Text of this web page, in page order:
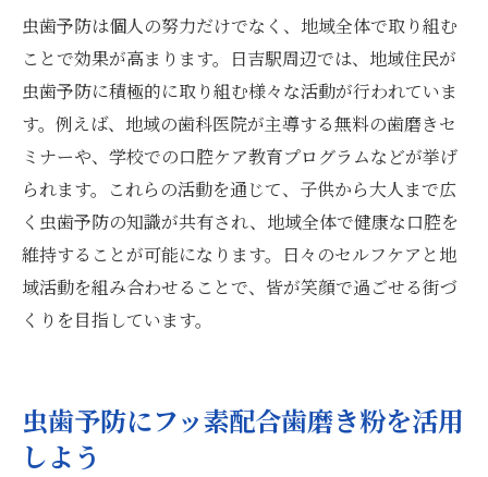
虫歯予防は個人の努力だけでなく、地域全体で取り組む
ことで効果が高まります。日吉駅周辺では、地域住民が
虫歯予防に積極的に取り組む様々な活動が行われていま
す。例えば、地域の歯科医院が主導する無料の歯磨きセ
ミナーや、学校での口腔ケア教育プログラムなどが挙げ
られます。これらの活動を通じて、子供から大人まで広
く虫歯予防の知識が共有され、地域全体で健康な口腔を
維持することが可能になります。日々のセルフケアと地
域活動を組み合わせることで、皆が笑顔で過ごせる街づ
くりを目指しています。
虫歯予防にフッ素配合歯磨き粉を活用
しよう